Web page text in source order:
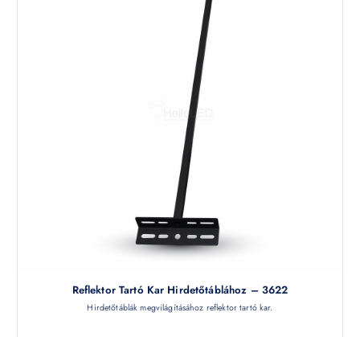
Reflektor Tartó Kar Hirdetőtáblához – 3622
Hirdetőtáblák megvilágításához reflektor tartó kar.